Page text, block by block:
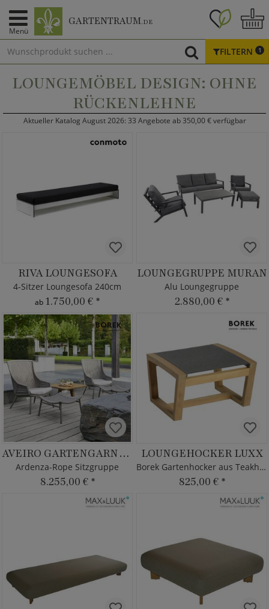
Menü
GARTENTRAUM.DE
FILTERN 1
LOUNGEMÖBEL DESIGN: OHNE
RÜCKENLEHNE
Aktueller Katalog August 2026: 33 Angebote ab 350,00 € verfügbar
RIVA LOUNGESOFA
4-Sitzer Loungesofa 240cm
ab 1.750,00 € *
LOUNGEGRUPPE MURAN
Alu Loungegruppe
2.880,00 € *
AVEIRO GARTENGARNITUR
Ardenza-Rope Sitzgruppe
8.255,00 € *
LOUNGEHOCKER LUXX
Borek Gartenhocker aus Teakholz
825,00 € *